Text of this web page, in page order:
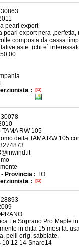
30863
pearl export
pearl export nera ,perfetta,
composta da cassa
aste. (chi e´
:
30078
TAMA RW 105
della TAMA RW 105
- Provincia : TO
:
28893
Le Soprano Pro Maple
in ditta 15 mesi fa.
pelli orig. sabbiate.
10 12 14 Snare14